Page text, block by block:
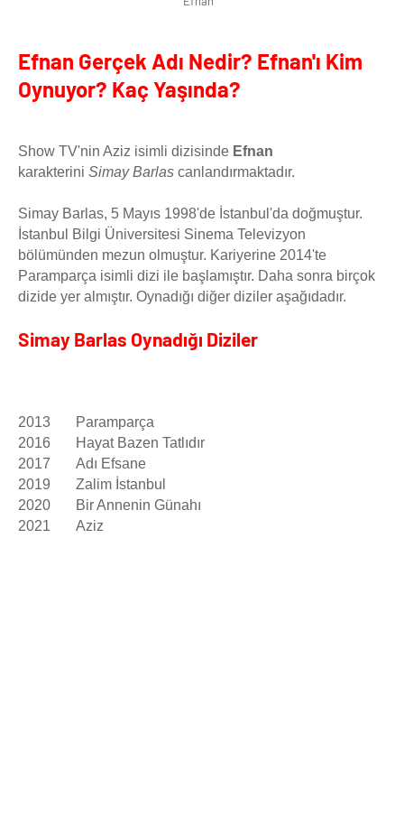
Efnan Gerçek Adı Nedir? Efnan'ı Kim
Oynuyor? Kaç Yaşında?
Show TV'nin Aziz isimli dizisinde Efnan
karakterini Simay Barlas canlandırmaktadır.
Simay Barlas, 5 Mayıs 1998'de İstanbul'da doğmuştur.
İstanbul Bilgi Üniversitesi Sinema Televizyon
bölümünden mezun olmuştur. Kariyerine 2014'te
Paramparça isimli dizi ile başlamıştır. Daha sonra birçok
dizide yer almıştır. Oynadığı diğer diziler aşağıdadır.
Simay Barlas Oynadığı Diziler
2013
Paramparça
2016
Hayat Bazen Tatlıdır
2017
Adı Efsane
2019
Zalim İstanbul
2020
Bir Annenin Günahı
2021
Aziz